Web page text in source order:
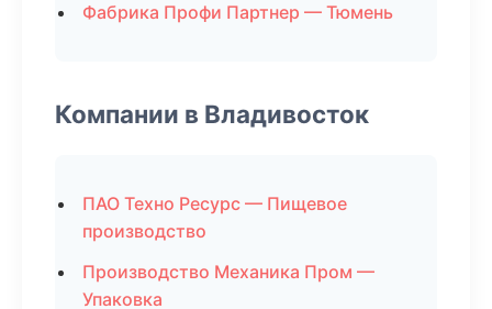
Фабрика Профи Партнер — Тюмень
Компании в Владивосток
ПАО Техно Ресурс — Пищевое
производство
Производство Механика Пром —
Упаковка